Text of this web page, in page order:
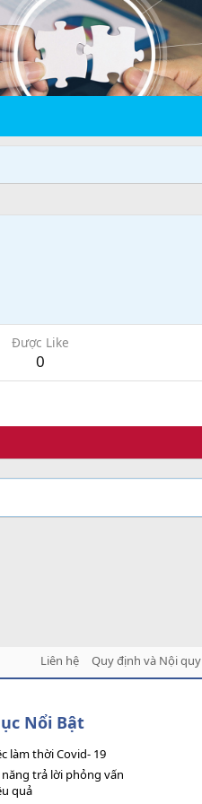
Được Like
0
Liên hệ Quy định và Nội quy
Nổi Bật
làm thời Covid- 19
năng trả lời phỏng vấn
quả